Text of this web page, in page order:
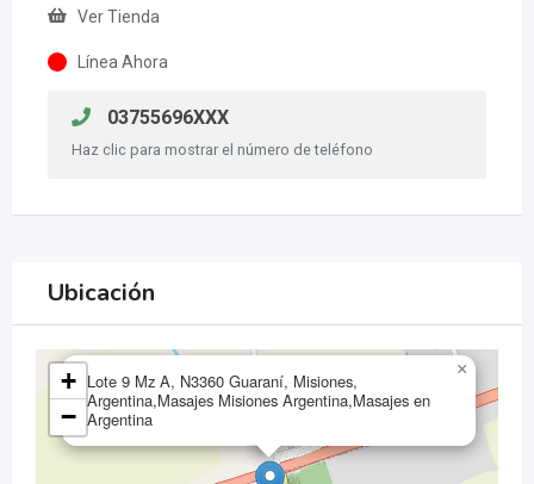
Ver Tienda
Línea Ahora
03755696XXX
Haz clic para mostrar el número de teléfono
Ubicación
Lote 9 Mz A, N3360 Guaraní, Misiones,
Argentina,Masajes Misiones Argentina,Masajes en
Argentina
×
+
−